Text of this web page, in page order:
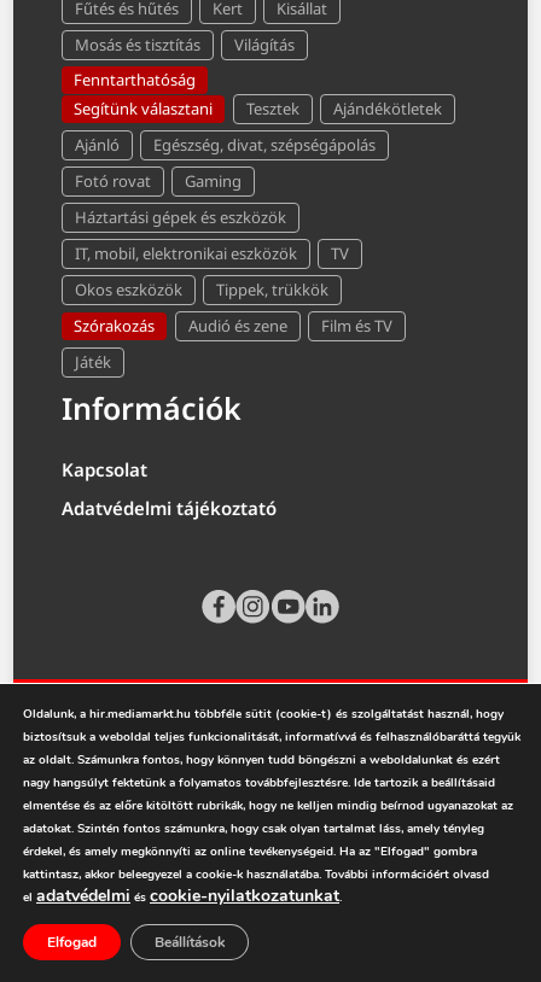
Fűtés és hűtés
Kert
Kisállat
Mosás és tisztítás
Világítás
Fenntarthatóság
Segítünk választani
Tesztek
Ajándékötletek
Ajánló
Egészség, divat, szépségápolás
Fotó rovat
Gaming
Háztartási gépek és eszközök
IT, mobil, elektronikai eszközök
TV
Okos eszközök
Tippek, trükkök
Szórakozás
Audió és zene
Film és TV
Játék
Információk
Kapcsolat
Adatvédelmi tájékoztató
mediamarkt.hu
Oldalunk, a hir.mediamarkt.hu többféle sütit (cookie-t) és szolgáltatást használ, hogy
biztosítsuk a weboldal teljes funkcionalitását, informatívvá és felhasználóbaráttá tegyük
az oldalt. Számunkra fontos, hogy könnyen tudd böngészni a weboldalunkat és ezért
nagy hangsúlyt fektetünk a folyamatos továbbfejlesztésre. Ide tartozik a beállításaid
elmentése és az előre kitöltött rubrikák, hogy ne kelljen mindig beírnod ugyanazokat az
adatokat. Szintén fontos számunkra, hogy csak olyan tartalmat láss, amely tényleg
érdekel, és amely megkönnyíti az online tevékenységeid. Ha az "Elfogad" gombra
kattintasz, akkor beleegyezel a cookie-k használatába. További információért olvasd
el adatvédelmi és cookie-nyilatkozatunkat.
Elfogad Beállítások